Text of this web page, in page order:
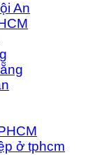
An
ở tphcm